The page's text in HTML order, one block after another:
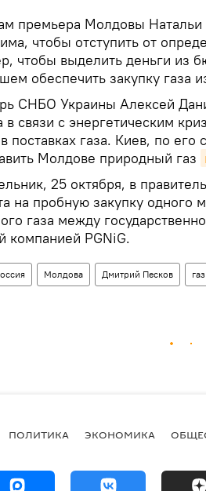
премьера Молдовы Натальи
чтобы отступить от
чтобы выделить деньги из
обеспечить закупку газа
СНБО Украины Алексей
связи с энергетическим
поставках газа. Киев, по его
Молдове природный газ
25 октября, в
на пробную закупку одного
газа между
компанией PGNiG.
Молдова Дмитрий Песков газ
ПОЛИТИКА ЭКОНОМИКА